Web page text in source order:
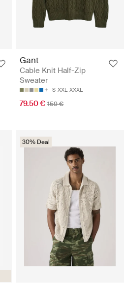
Gant
Cable Knit Half-Zip
Sweater
S XXL XXXL
79.50 € 159 €
30% Deal